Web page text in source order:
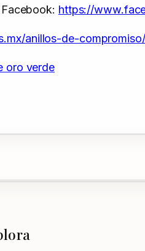
https://
anillos-de-compromiso/
oro verde